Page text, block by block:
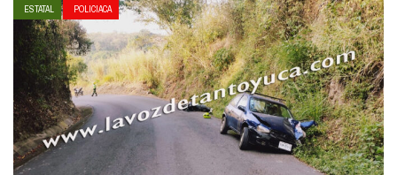
ESTATAL POLICIACA